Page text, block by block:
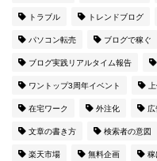
トラブル トレンドブログ
パソコン転売 ブログで稼ぐ
ブログ実践リアルタイム報告
ワントップ3周年イベント
在宅ワーク 外注化
文章の書き方 検索者の意図
楽天市場 無料企画 稼